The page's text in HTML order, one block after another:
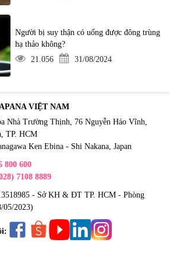
Người bị suy thận có uống được đông trùng
hạ thảo không?
21.056
31/08/2024
VIỆT NAM
Nhà Trường Thịnh, 76 Nguyễn Háo Vĩnh,
TP. HCM
Ken Ebina - Shi Nakana, Japan
800 600
7108 8889
- Sở KH & ĐT TP. HCM - Phòng
05/2023)